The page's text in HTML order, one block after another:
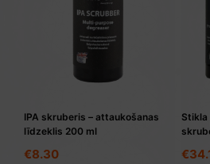
IPA skruberis – attaukošanas
līdzeklis 200 ml
€8.30
Stikla
€